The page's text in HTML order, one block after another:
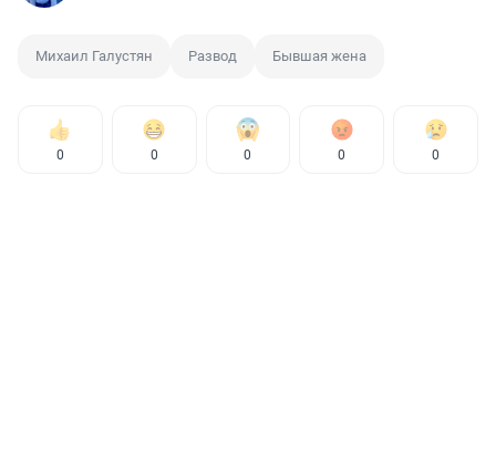
Михаил Галустян Развод Бывшая жена
0 0 0 0 0